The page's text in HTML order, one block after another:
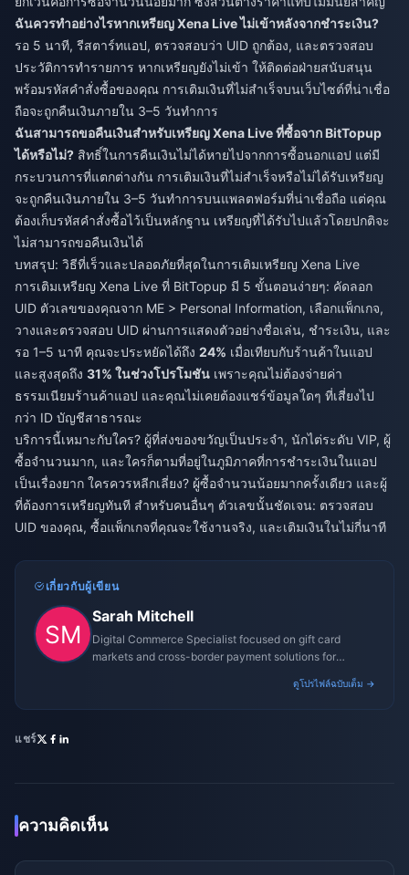
ฉันควรทำอย่างไรหากเหรียญ Xena Live ไม่เข้าหลังจากชำระเงิน?
รอ 5 นาที, รีสตาร์ทแอป, ตรวจสอบว่า UID ถูกต้อง, และตรวจสอบ
ประวัติการทำรายการ หากเหรียญยังไม่เข้า ให้ติดต่อฝ่ายสนับสนุน
พร้อมรหัสคำสั่งซื้อของคุณ การเติมเงินที่ไม่สำเร็จบนเว็บไซต์ที่น่าเชื่อ
ถือจะถูกคืนเงินภายใน 3–5 วันทำการ
ฉันสามารถขอคืนเงินสำหรับเหรียญ Xena Live ที่ซื้อจาก BitTopup
ได้หรือไม่? สิทธิ์ในการคืนเงินไม่ได้หายไปจากการซื้อนอกแอป แต่มี
กระบวนการที่แตกต่างกัน การเติมเงินที่ไม่สำเร็จหรือไม่ได้รับเหรียญ
จะถูกคืนเงินภายใน 3–5 วันทำการบนแพลตฟอร์มที่น่าเชื่อถือ แต่คุณ
ต้องเก็บรหัสคำสั่งซื้อไว้เป็นหลักฐาน เหรียญที่ได้รับไปแล้วโดยปกติจะ
ไม่สามารถขอคืนเงินได้
บทสรุป: วิธีที่เร็วและปลอดภัยที่สุดในการเติมเหรียญ Xena Live
การเติมเหรียญ Xena Live ที่ BitTopup มี 5 ขั้นตอนง่ายๆ: คัดลอก
UID ตัวเลขของคุณจาก ME > Personal Information, เลือกแพ็กเกจ,
วางและตรวจสอบ UID ผ่านการแสดงตัวอย่างชื่อเล่น, ชำระเงิน, และ
รอ 1–5 นาที คุณจะประหยัดได้ถึง 24% เมื่อเทียบกับร้านค้าในแอป
และสูงสุดถึง 31% ในช่วงโปรโมชัน เพราะคุณไม่ต้องจ่ายค่า
ธรรมเนียมร้านค้าแอป และคุณไม่เคยต้องแชร์ข้อมูลใดๆ ที่เสี่ยงไป
กว่า ID บัญชีสาธารณะ
บริการนี้เหมาะกับใคร? ผู้ที่ส่งของขวัญเป็นประจำ, นักไต่ระดับ VIP, ผู้
ซื้อจำนวนมาก, และใครก็ตามที่อยู่ในภูมิภาคที่การชำระเงินในแอป
เป็นเรื่องยาก ใครควรหลีกเลี่ยง? ผู้ซื้อจำนวนน้อยมากครั้งเดียว และผู้
ที่ต้องการเหรียญทันที สำหรับคนอื่นๆ ตัวเลขนั้นชัดเจน: ตรวจสอบ
UID ของคุณ, ซื้อแพ็กเกจที่คุณจะใช้งานจริง, และเติมเงินในไม่กี่นาที
เกี่ยวกับผู้เขียน
Sarah Mitchell
Digital Commerce Specialist focused on gift card
markets and cross-border payment solutions for
ดูโปรไฟล์ฉบับเต็ม →
แชร์
ความคิดเห็น